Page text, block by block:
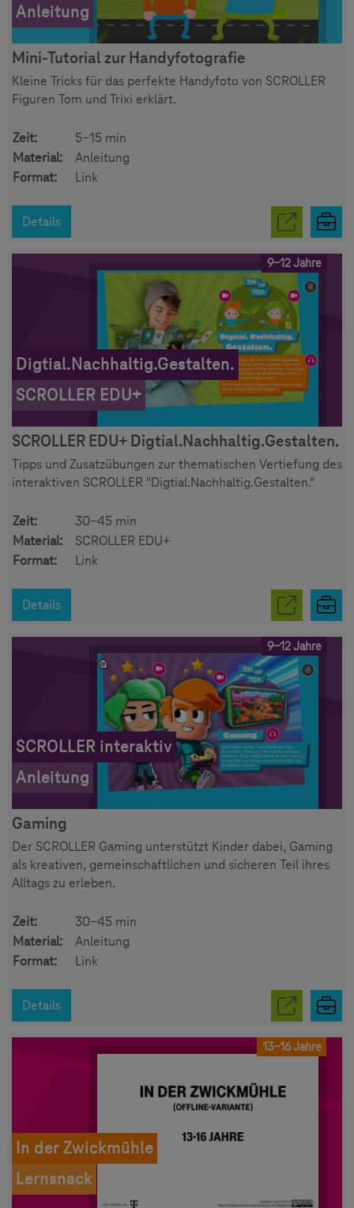
Anleitung
Mini-Tutorial zur Handyfotografie
Kleine Tricks für das perfekte Handyfoto von SCROLLER
Figuren Tom und Trixi erklärt.
Zeit:
5-15 min
Material:
Anleitung
Format:
Link
Details
9-12 Jahre
Digtial.Nachhaltig.Gestalten.
SCROLLER EDU+
SCROLLER EDU+ Digtial.Nachhaltig.Gestalten.
Tipps und Zusatzübungen zur thematischen Vertiefung des
interaktiven SCROLLER "Digtial.Nachhaltig.Gestalten."
Zeit:
30-45 min
Material:
SCROLLER EDU+
Format:
Link
Details
9-12 Jahre
SCROLLER interaktiv
Anleitung
Gaming
Der SCROLLER Gaming unterstützt Kinder dabei, Gaming
als kreativen, gemeinschaftlichen und sicheren Teil ihres
Alltags zu erleben.
Zeit:
30-45 min
Material:
Anleitung
Format:
Link
Details
13-16 Jahre
In der Zwickmühle
Lernsnack